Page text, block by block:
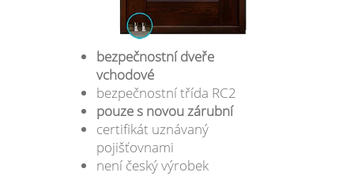
bezpečnostní dveře
vchodové
bezpečnostní třída RC2
pouze s novou zárubní
certifikát uznávaný
pojišťovnami
není český výrobek